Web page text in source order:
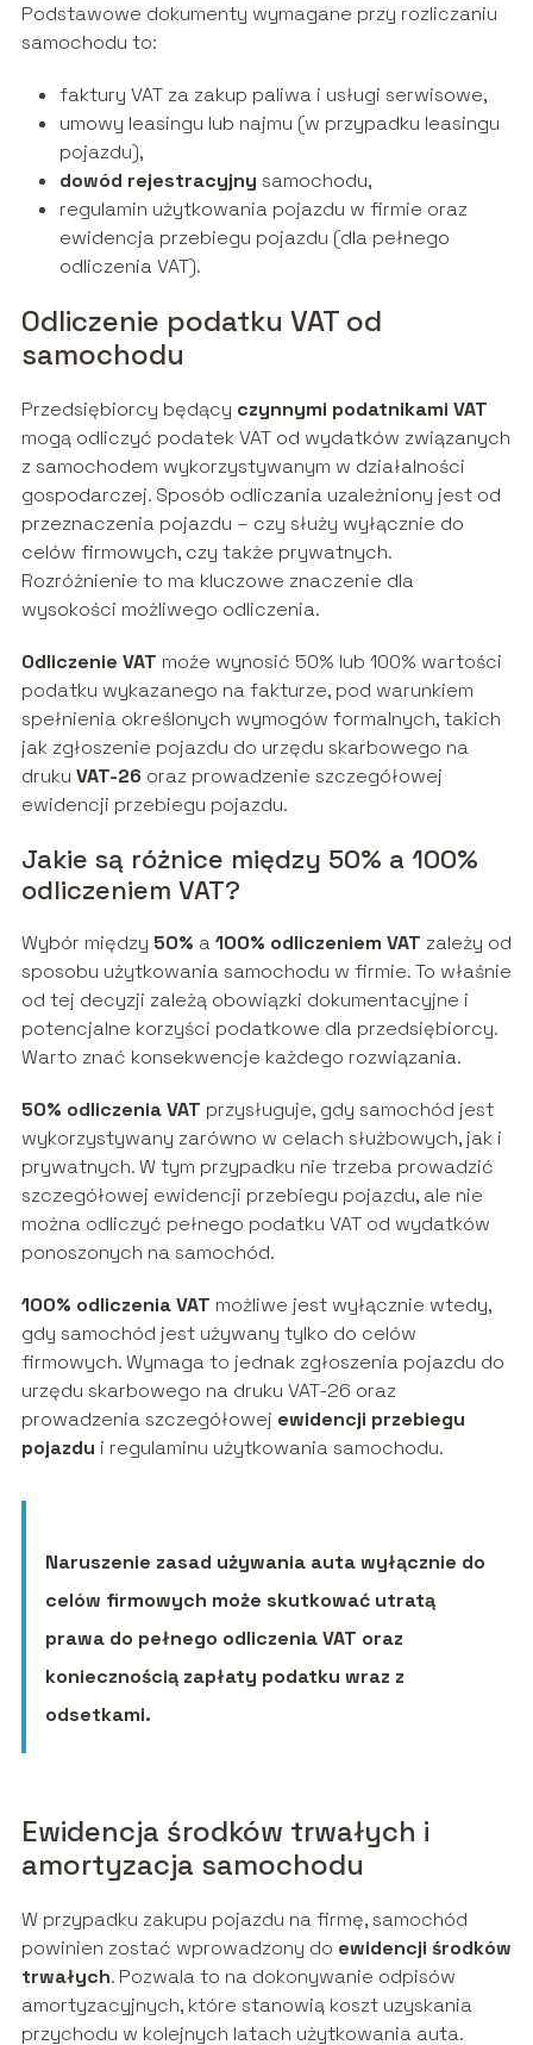
Podstawowe dokumenty wymagane przy rozliczaniu
samochodu to:
faktury VAT za zakup paliwa i usługi serwisowe,
umowy leasingu lub najmu (w przypadku leasingu
pojazdu),
dowód rejestracyjny samochodu,
regulamin użytkowania pojazdu w firmie oraz
ewidencja przebiegu pojazdu (dla pełnego
odliczenia VAT).
Odliczenie podatku VAT od
samochodu
Przedsiębiorcy będący czynnymi podatnikami VAT
mogą odliczyć podatek VAT od wydatków związanych
z samochodem wykorzystywanym w działalności
gospodarczej. Sposób odliczania uzależniony jest od
przeznaczenia pojazdu – czy służy wyłącznie do
celów firmowych, czy także prywatnych.
Rozróżnienie to ma kluczowe znaczenie dla
wysokości możliwego odliczenia.
Odliczenie VAT może wynosić 50% lub 100% wartości
podatku wykazanego na fakturze, pod warunkiem
spełnienia określonych wymogów formalnych, takich
jak zgłoszenie pojazdu do urzędu skarbowego na
druku VAT-26 oraz prowadzenie szczegółowej
ewidencji przebiegu pojazdu.
Jakie są różnice między 50% a 100%
odliczeniem VAT?
Wybór między 50% a100% odliczeniem VAT zależy od
sposobu użytkowania samochodu w firmie. To właśnie
od tej decyzji zależą obowiązki dokumentacyjne i
potencjalne korzyści podatkowe dla przedsiębiorcy.
Warto znać konsekwencje każdego rozwiązania.
50% odliczenia VAT przysługuje, gdy samochód jest
wykorzystywany zarówno w celach służbowych, jak i
prywatnych. W tym przypadku nie trzeba prowadzić
szczegółowej ewidencji przebiegu pojazdu, ale nie
można odliczyć pełnego podatku VAT od wydatków
ponoszonych na samochód.
100% odliczenia VAT możliwe jest wyłącznie wtedy,
gdy samochód jest używany tylko do celów
firmowych. Wymaga to jednak zgłoszenia pojazdu do
urzędu skarbowego na druku VAT-26 oraz
prowadzenia szczegółowej ewidencji przebiegu
pojazdu i regulaminu użytkowania samochodu.
Naruszenie zasad używania auta wyłącznie do
celów firmowych może skutkować utratą
prawa do pełnego odliczenia VAT oraz
koniecznością zapłaty podatku wraz z
odsetkami.
Ewidencja środków trwałych i
amortyzacja samochodu
W przypadku zakupu pojazdu na firmę, samochód
powinien zostać wprowadzony do ewidencji środków
trwałych. Pozwala to na dokonywanie odpisów
amortyzacyjnych, które stanowią koszt uzyskania
przychodu w kolejnych latach użytkowania auta.